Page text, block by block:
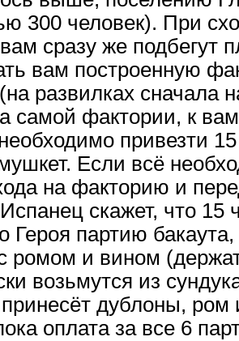
300 человек). При
сразу же подбегут
вам построенную
развилках сначала
самой фактории, к
привезти
Если всё
на факторию и
скажет, что 15
Героя партию
ромом и вином
возьмутся из
принесёт дублоны,
оплата за все 6